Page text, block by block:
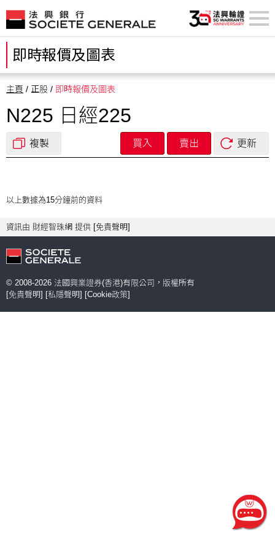
即時報價及圖表
主頁 / 正股 / 即時報價及圖表
N225 日經225
複製 買入 賣出 更新
以上數據為15分鐘前的資料
資訊由 財經智珠網 提供 [免責聲明]
© 2008-2026 法國興業證券(香港)有限公司，版權所有
[免責聲明] [私隱聲明] [Cookie政策]